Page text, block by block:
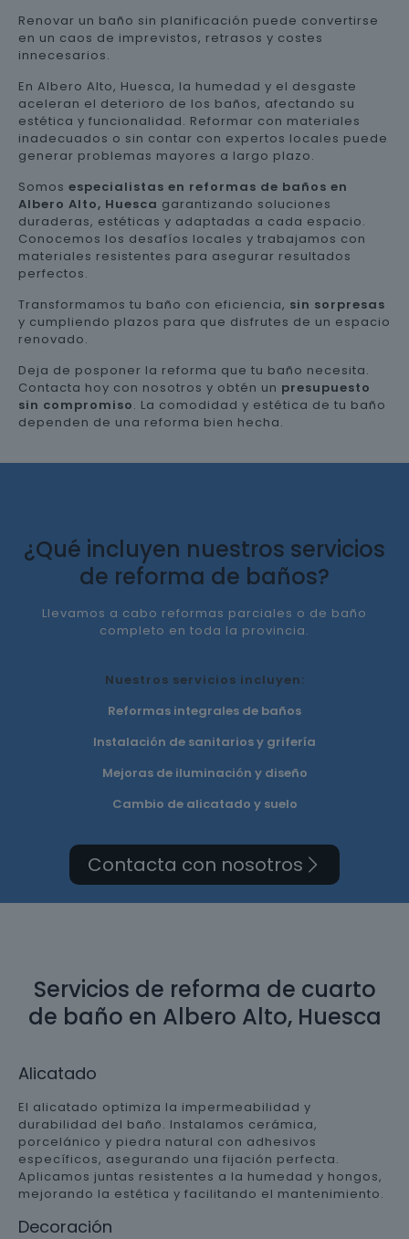
Renovar un baño sin planificación puede convertirse
en un caos de imprevistos, retrasos y costes
innecesarios.
En Albero Alto, Huesca, la humedad y el desgaste
aceleran el deterioro de los baños, afectando su
estética y funcionalidad. Reformar con materiales
inadecuados o sin contar con expertos locales puede
generar problemas mayores a largo plazo.
Somos especialistas en reformas de baños en
Albero Alto, Huesca garantizando soluciones
duraderas, estéticas y adaptadas a cada espacio.
Conocemos los desafíos locales y trabajamos con
materiales resistentes para asegurar resultados
perfectos.
Transformamos tu baño con eficiencia, sin sorpresas
y cumpliendo plazos para que disfrutes de un espacio
renovado.
Deja de posponer la reforma que tu baño necesita.
Contacta hoy con nosotros y obtén un presupuesto
sin compromiso. La comodidad y estética de tu baño
dependen de una reforma bien hecha.
¿Qué incluyen nuestros servicios
de reforma de baños?
Llevamos a cabo reformas parciales o de baño
completo en toda la provincia.
Nuestros servicios incluyen:
Reformas integrales de baños
Instalación de sanitarios y grifería
Mejoras de iluminación y diseño
Cambio de alicatado y suelo
Contacta con nosotros
Servicios de reforma de cuarto
de baño en Albero Alto, Huesca
Alicatado
El alicatado optimiza la impermeabilidad y
durabilidad del baño. Instalamos cerámica,
porcelánico y piedra natural con adhesivos
específicos, asegurando una fijación perfecta.
Aplicamos juntas resistentes a la humedad y hongos,
mejorando la estética y facilitando el mantenimiento.
Decoración